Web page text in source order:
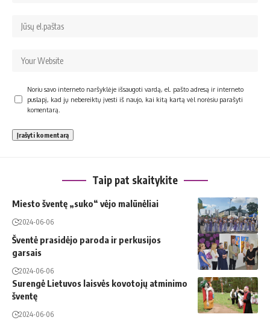
Noriu savo interneto naršyklėje išsaugoti vardą, el. pašto adresą ir interneto
puslapį, kad jų nebereiktų įvesti iš naujo, kai kitą kartą vėl norėsiu parašyti
komentarą.
Taip pat skaitykite
Miesto šventę „suko“ vėjo malūnėliai
2024-06-06
Šventė prasidėjo paroda ir perkusijos
garsais
2024-06-06
Surengė Lietuvos laisvės kovotojų atminimo
šventę
2024-06-06